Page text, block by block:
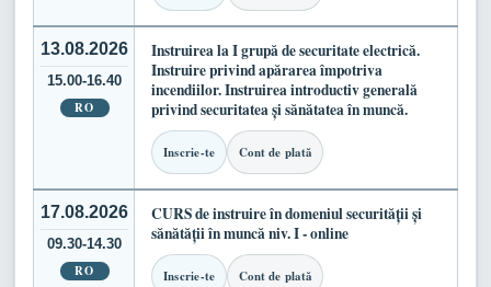
13.08.2026
15.00-16.40
RO
Instruirea la I grupă de securitate electrică.
Instruire privind apărarea împotriva
incendiilor. Instruirea introductiv generală
privind securitatea și sănătatea în muncă.
Inscrie-te Cont de plată
17.08.2026
09.30-14.30
RO
CURS de instruire în domeniul securității și
sănătății în muncă niv. I - online
Inscrie-te Cont de plată